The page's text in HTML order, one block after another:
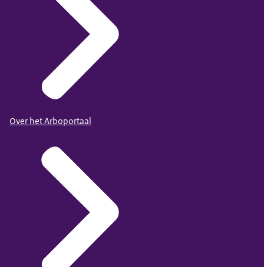
Over het Arboportaal